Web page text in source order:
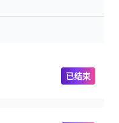
已结束